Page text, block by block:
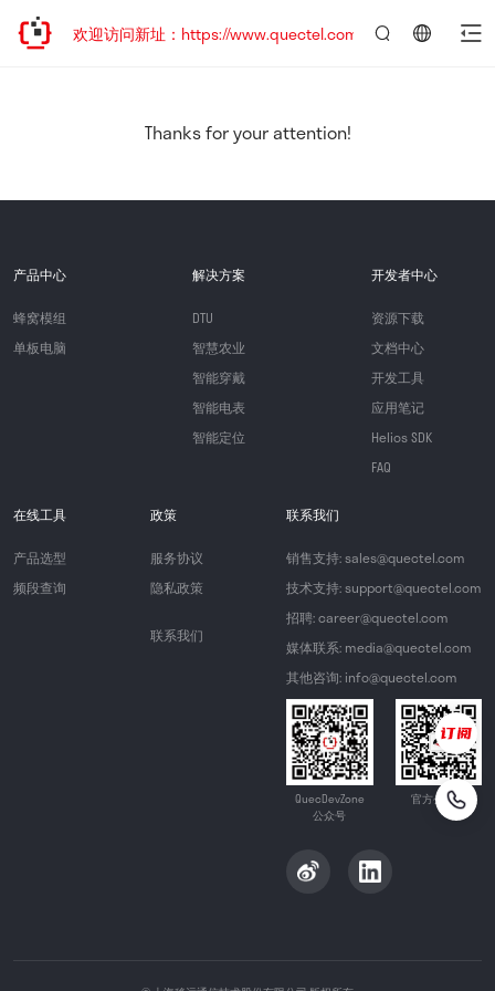
已迁移，欢迎访问新址：https://www.quectel.com.cn
Thanks for your attention!
产品中心
蜂窝模组
单板电脑
解决方案
DTU
智慧农业
智能穿戴
智能电表
智能定位
开发者中心
资源下载
文档中心
开发工具
应用笔记
Helios SDK
FAQ
在线工具
产品选型
频段查询
政策
服务协议
隐私政策
联系我们
联系我们
销售支持: sales@quectel.com
技术支持: support@quectel.com
招聘: career@quectel.com
媒体联系: media@quectel.com
其他咨询: info@quectel.com
QuecDevZone
公众号
官方公众号